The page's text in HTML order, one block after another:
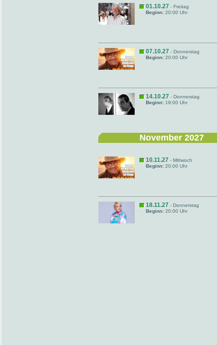
01.10.27 - Freitag
Beginn: 20:00 Uhr
07.10.27 - Donnerstag
Beginn: 20:00 Uhr
14.10.27 - Donnerstag
Beginn: 19:00 Uhr
November 2027
10.11.27 - Mittwoch
Beginn: 20:00 Uhr
18.11.27 - Donnerstag
Beginn: 20:00 Uhr